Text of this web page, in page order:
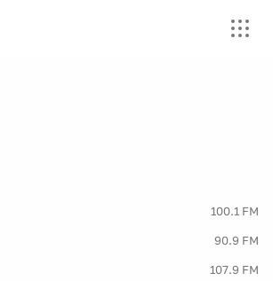
100.1 FM
90.9 FM
107.9 FM